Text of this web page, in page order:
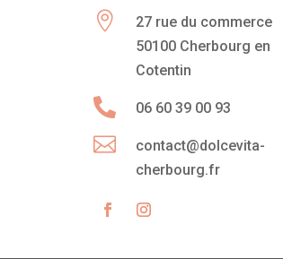

27 rue du commerce
50100 Cherbourg en
Cotentin
 06 60 39 00 93

contact@dolcevita-
cherbourg.fr